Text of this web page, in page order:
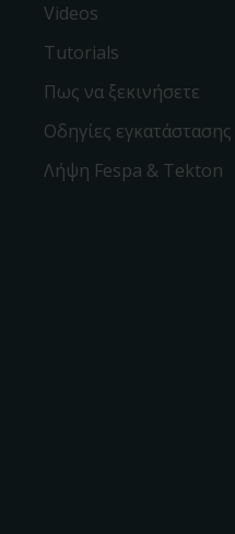
Videos
Tutorials
Πως να ξεκινήσετε
Οδηγίες εγκατάστασης
Λήψη Fespa & Tekton